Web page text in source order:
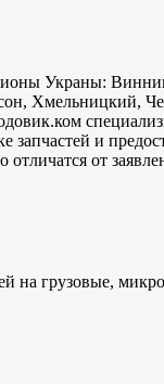
Украны:
Хмельницкий,
запчастей и
отличатся от
на грузовые,